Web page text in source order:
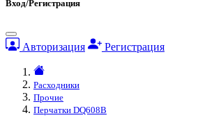
Вход/Регистрация
Авторизация Регистрация
Расходники
Прочие
Перчатки DQ608B